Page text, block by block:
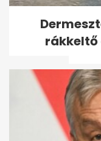
rákkeltő